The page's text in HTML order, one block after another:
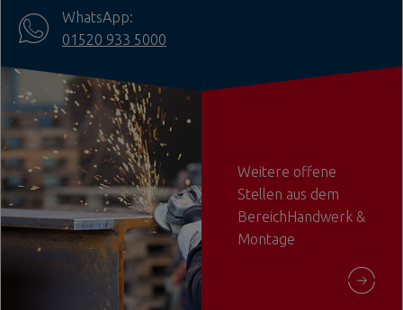
WhatsApp:
01520 933 5000
Weitere offene
Stellen aus dem
BereichHandwerk &
Montage